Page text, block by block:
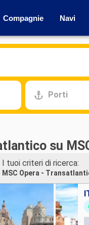
Compagnie Navi
Porti
su
I tuoi criteri di ricerca:
MSC Opera -